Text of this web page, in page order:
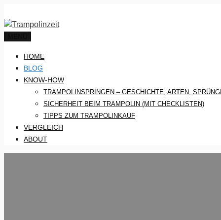
Inhalt
springen
HOME
BLOG
KNOW-HOW
TRAMPOLINSPRINGEN – GESCHICHTE, ARTEN,
SICHERHEIT BEIM TRAMPOLIN (MIT CHECKLISTEN)
TIPPS ZUM TRAMPOLINKAUF
VERGLEICH
ABOUT